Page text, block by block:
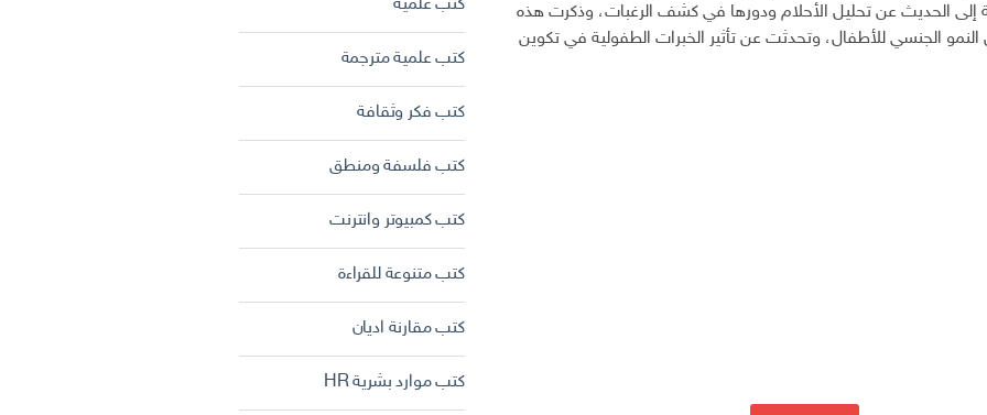
إلى الحديث عن تحليل الأحلام ودورها في كشف الرغبات، وذكرت هذه
النمو الجنسي للأطفال، وتحدثت عن تأثير الخبرات الطفولية في تكوين
كتب علمية
كتب علمية مترجمة
كتب فكر وثقافة
كتب فلسفة ومنطق
كتب كمبيوتر وانترنت
كتب متنوعة للقراءة
كتب مقارنة اديان
كتب موارد بشرية HR